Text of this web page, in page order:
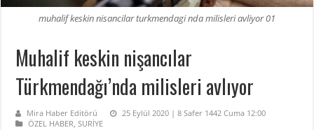
muhalif keskin nisancilar turkmendagi nda milisleri avliyor 01
Muhalif keskin nişancılar
Türkmendağı’nda milisleri avlıyor
Mira Haber Editörü
25 Eylül 2020 | 8 Safer 1442 Cuma 12:00
ÖZEL HABER,SURİYE